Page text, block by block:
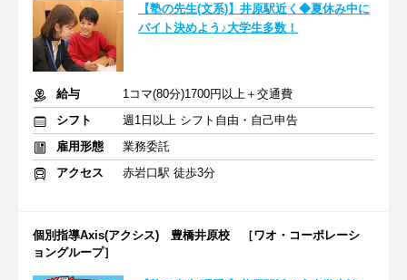
【塾の先生(文系)】井原駅近く◆夏休み中に
バイト決めよう♪大学生多数！
給与
1コマ(80分)1700円以上＋交通費
シフト
週1日以上 シフト自由・自己申告
雇用形態
業務委託
アクセス
赤岩口駅 徒歩3分
個別指導Axis(アクシス) 豊橋井原校 ［ワオ・コーポレーシ
ョングループ］